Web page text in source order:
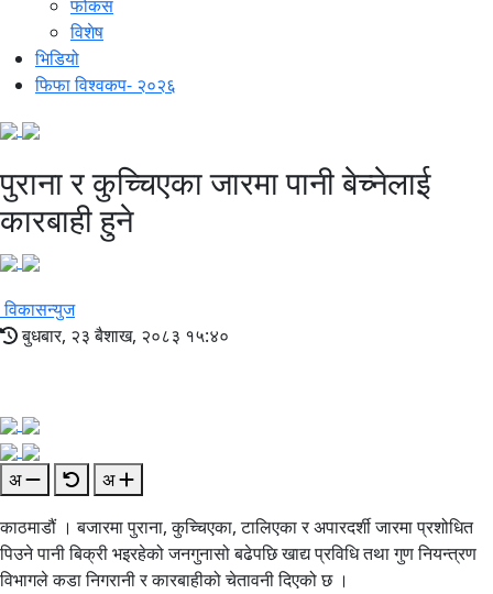
फोकस
विशेष
भिडियो
फिफा विश्वकप- २०२६
पुराना र कुच्चिएका जारमा पानी बेच्नेलाई
कारबाही हुने
विकासन्युज
बुधबार, २३ बैशाख, २०८३ १५:४०
अ
अ
काठमाडौं । बजारमा पुराना, कुच्चिएका, टालिएका र अपारदर्शी जारमा प्रशोधित
पिउने पानी बिक्री भइरहेको जनगुनासो बढेपछि खाद्य प्रविधि तथा गुण नियन्त्रण
विभागले कडा निगरानी र कारबाहीको चेतावनी दिएको छ ।